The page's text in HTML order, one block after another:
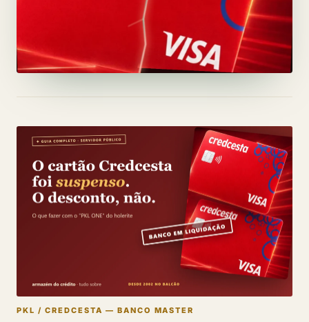
PKL / CREDCESTA — BANCO MASTER